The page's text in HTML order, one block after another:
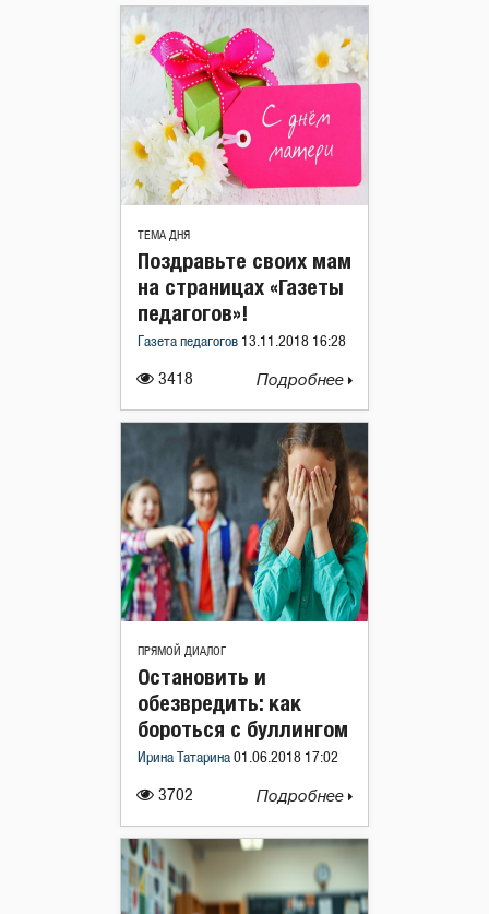
ТЕМА ДНЯ
3418
Поздравьте своих мам
на страницах «Газеты
педагогов»!
Газета педагогов 13.11.2018 16:28
Подробнее
ПРЯМОЙ ДИАЛОГ
3702
Остановить и
обезвредить: как
бороться с буллингом
Ирина Татарина 01.06.2018 17:02
Подробнее